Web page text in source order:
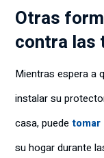
Otras
contra las
Mientras espera a
instalar su
casa, puede tomar
su hogar durante